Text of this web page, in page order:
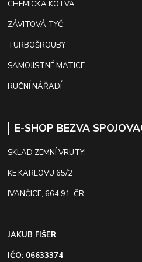
CHEMICKÁ KOTVA
ZÁVITOVÁ TYČ
TURBOŠROUBY
SAMOJISTNÉ MATICE
RUČNÍ NÁŘADÍ
E-SHOP BEZVA
SKLAD ZEMNÍ VRUTY:
KE KARLOVU 65/2
IVANČICE, 664 91, ČR
JAKUB FIŠER
IČO: 06633374